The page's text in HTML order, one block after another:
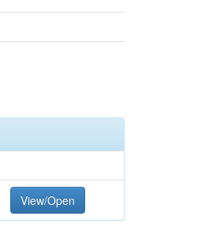
View/Open